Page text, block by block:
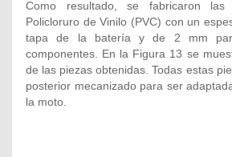
Como resultado, se fabricaron
Policloruro de Vinilo (PVC) con un
tapa de la batería y de 2 mm
componentes. En la Figura 13 se
de las piezas obtenidas. Todas estas
posterior mecanizado para ser
la moto.